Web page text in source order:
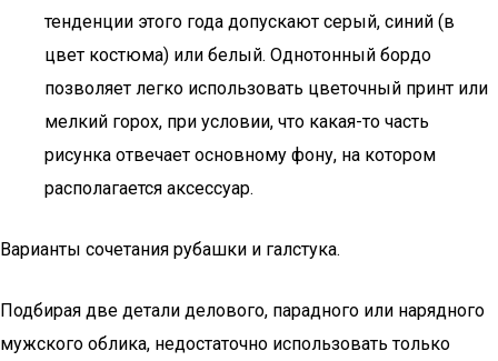
тенденции этого года допускают серый, синий (в
цвет костюма) или белый. Однотонный бордо
позволяет легко использовать цветочный принт или
мелкий горох, при условии, что какая-то часть
рисунка отвечает основному фону, на котором
располагается аксессуар.
Варианты сочетания рубашки и галстука.
Подбирая две детали делового, парадного или нарядного
мужского облика, недостаточно использовать только